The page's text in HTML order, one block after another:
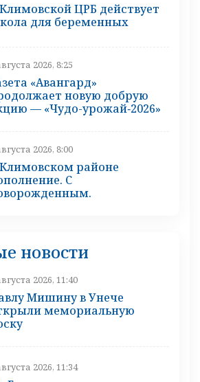
ЦРБ действует
для беременных
2026, 8:25
«Авангард»
новую добрую
— «Чудо-урожай‑2026»
2026, 8:00
районе
С
новости
2026, 11:40
Мишину в Унече
мемориальную
2026, 11:34